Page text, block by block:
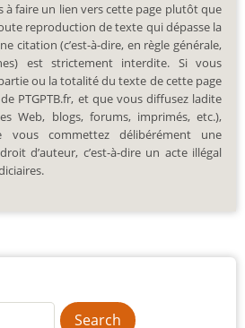
à faire un lien vers cette page plutôt que
reproduction de texte qui dépasse la
citation (c’est-à-dire, en règle générale,
est strictement interdite. Si vous
ou la totalité du texte de cette page
PTGPTB.fr, et que vous diffusez ladite
Web, blogs, forums, imprimés, etc.),
vous commettez délibérément une
d’auteur, c’est-à-dire un acte illégal